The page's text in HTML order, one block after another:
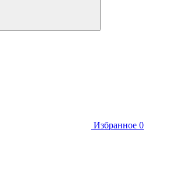
Избранное 0